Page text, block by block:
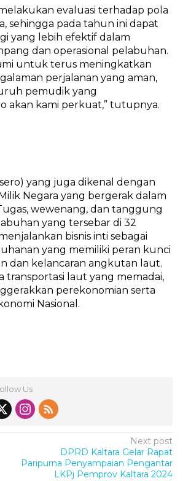
evaluasi terhadap pola
sehingga pada tahun ini dapat
yang lebih efektif dalam
dan operasional pelabuhan.
untuk terus meningkatkan
perjalanan yang aman,
pemudik yang
akan kami perkuat,” tutupnya.
yang juga dikenal dengan
Negara yang bergerak dalam
wewenang, dan tanggung
yang tersebar di 32
bisnis inti sebagai
yang memiliki peran kunci
dan kelancaran angkutan laut.
transportasi laut yang memadai,
perekonomian serta
Nasional.
Us
Next post
DPRD Kaltara Gelar Rapat
Paripurna Penyampaian Pengantar
LKPj Pemprov Kaltara 2024